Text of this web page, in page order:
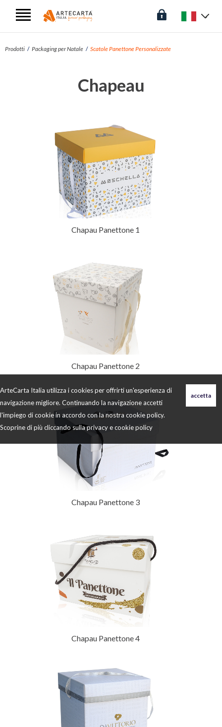
ArteCarta Italia utilizza i cookies per offrirti un'esperienza di
navigazione migliore. Continuando la navigazione accetti
l'impiego di cookie in accordo con la nostra cookie policy.
Scoprine di più cliccando sullaprivacy e cookie policy
Prodotti Packaging per Natale Scatole Panettone Personalizzate
Chapeau
Chapau Panettone 1
Chapau Panettone 2
Chapau Panettone 3
Chapau Panettone 4